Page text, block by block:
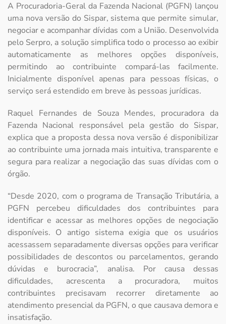
A Procuradoria-Geral da Fazenda Nacional (PGFN) lançou
uma nova versão do Sispar, sistema que permite simular,
negociar e acompanhar dívidas com a União. Desenvolvida
pelo Serpro, a solução simplifica todo o processo ao exibir
automaticamente as melhores opções disponíveis,
permitindo ao contribuinte compará-las facilmente.
Inicialmente disponível apenas para pessoas físicas, o
serviço será estendido em breve às pessoas jurídicas.
Raquel Fernandes de Souza Mendes, procuradora da
Fazenda Nacional responsável pela gestão do Sispar,
explica que a proposta dessa nova versão é disponibilizar
ao contribuinte uma jornada mais intuitiva, transparente e
segura para realizar a negociação das suas dívidas com o
órgão.
“Desde 2020, com o programa de Transação Tributária, a
PGFN percebeu dificuldades dos contribuintes para
identificar e acessar as melhores opções de negociação
disponíveis. O antigo sistema exigia que os usuários
acessassem separadamente diversas opções para verificar
possibilidades de descontos ou parcelamentos, gerando
dúvidas e burocracia”, analisa. Por causa dessas
dificuldades, acrescenta a procuradora, muitos
contribuintes precisavam recorrer diretamente ao
atendimento presencial da PGFN, o que causava demora e
insatisfação.